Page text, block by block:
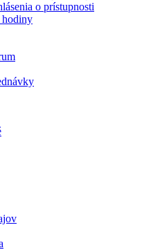
o prístupnosti
hodiny